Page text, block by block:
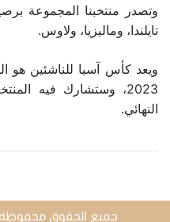
تايلندا، وماليزيا، ولاوس.
2023، وستشارك فيه
النهائي.
جميع الحقوق محفوظة